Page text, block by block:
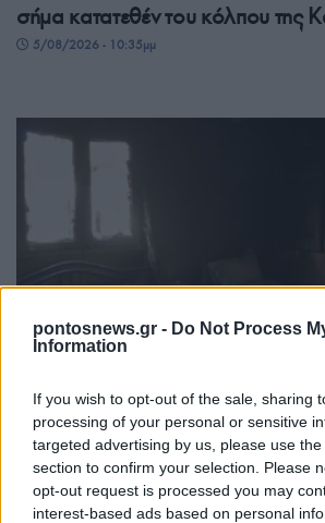
pontosnews.gr - Do Not Process
Information
If you wish to opt-out of the sale, sharing
processing of your personal or sensitive
targeted advertising by us, please use
section to confirm your selection. Please
opt-out request is processed you may
interest-based ads based on personal
σήμα κατατεθέν του κόλπου της
5/08/2026 - 10:35μμ
ΕΛΛΑΔΑ
τις φωτιές: Άμεσες αποζημιώσεις
φοροελαφρύνσεις
5/08/2026 - 7:49μμ